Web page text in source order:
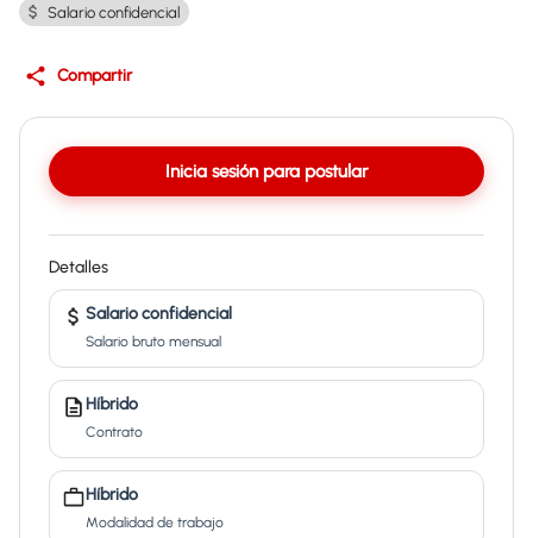
Salario confidencial
Compartir
Inicia sesión para postular
Detalles
Salario confidencial
Salario bruto mensual
Híbrido
Contrato
Híbrido
Modalidad de trabajo